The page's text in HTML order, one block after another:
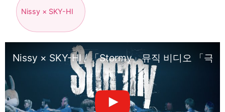
Nissy × SKY-HI
Nissy × SKY-HI / 「Stormy」뮤직 비디오 「극